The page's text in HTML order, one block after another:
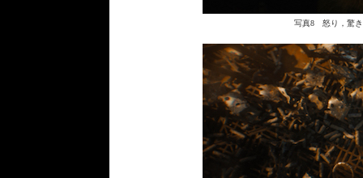
写真8 怒り，驚き